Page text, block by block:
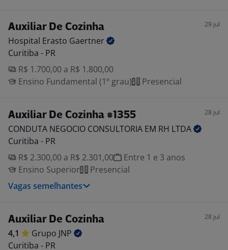
Auxiliar De Cozinha 29 jul
Hospital Erasto Gaertner
Curitiba - PR
R$ 1.700,00 a R$ 1.800,00
Ensino Fundamental (1º grau)
Presencial
Auxiliar De Cozinha #1355 28 jul
CONDUTA NEGOCIO CONSULTORIA EM RH LTDA
Curitiba - PR
R$ 2.300,00 a R$ 2.301,00
Entre 1 e 3 anos
Ensino Superior
Presencial
Vagas semelhantes
Auxiliar De Cozinha 28 jul
4,1 Grupo JNP
Curitiba - PR